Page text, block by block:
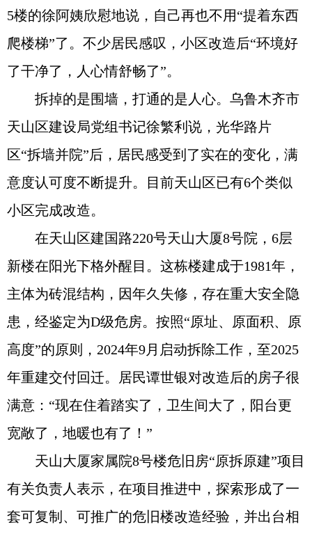
5楼的徐阿姨欣慰地说，自己再也不用“提着东西
爬楼梯”了。不少居民感叹，小区改造后“环境好
了干净了，人心情舒畅了”。
拆掉的是围墙，打通的是人心。乌鲁木齐市
天山区建设局党组书记徐繁利说，光华路片
区“拆墙并院”后，居民感受到了实在的变化，满
意度认可度不断提升。目前天山区已有6个类似
小区完成改造。
在天山区建国路220号天山大厦8号院，6层
新楼在阳光下格外醒目。这栋楼建成于1981年，
主体为砖混结构，因年久失修，存在重大安全隐
患，经鉴定为D级危房。按照“原址、原面积、原
高度”的原则，2024年9月启动拆除工作，至2025
年重建交付回迁。居民谭世银对改造后的房子很
满意：“现在住着踏实了，卫生间大了，阳台更
宽敞了，地暖也有了！”
天山大厦家属院8号楼危旧房“原拆原建”项目
有关负责人表示，在项目推进中，探索形成了一
套可复制、可推广的危旧楼改造经验，并出台相